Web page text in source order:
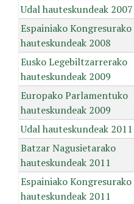
Udal hauteskundeak 2007
Espainiako Kongresurako
hauteskundeak 2008
Eusko Legebiltzarrerako
hauteskundeak 2009
Europako Parlamentuko
hauteskundeak 2009
Udal hauteskundeak 2011
Batzar Nagusietarako
hauteskundeak 2011
Espainiako Kongresurako
hauteskundeak 2011